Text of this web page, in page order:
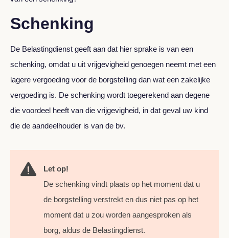
Schenking
De Belastingdienst geeft aan dat hier sprake is van een
schenking, omdat u uit vrijgevigheid genoegen neemt met een
lagere vergoeding voor de borgstelling dan wat een zakelijke
vergoeding is. De schenking wordt toegerekend aan degene
die voordeel heeft van die vrijgevigheid, in dat geval uw kind
die de aandeelhouder is van de bv.
Let op!
De schenking vindt plaats op het moment dat u
de borgstelling verstrekt en dus niet pas op het
moment dat u zou worden aangesproken als
borg, aldus de Belastingdienst.